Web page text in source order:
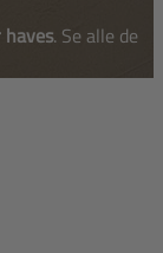
. Se alle de